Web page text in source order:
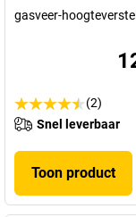
gasveer-
(2)
Snel leverbaar
Toon product